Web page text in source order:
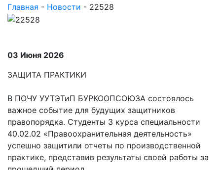
Главная - Новости - 22528
03 Июня 2026
ЗАЩИТА ПРАКТИКИ
В ПОЧУ УУТЭТиП БУРКООПСОЮЗА состоялось
важное событие для будущих защитников
правопорядка. Студенты 3 курса специальности
40.02.02 «Правоохранительная деятельность»
успешно защитили отчеты по производственной
практике, представив результаты своей работы за